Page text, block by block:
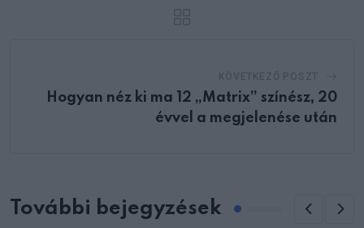
Hogyan néz ki ma 12 „Matrix” színész, 20
évvel a megjelenése után
További bejegyzések